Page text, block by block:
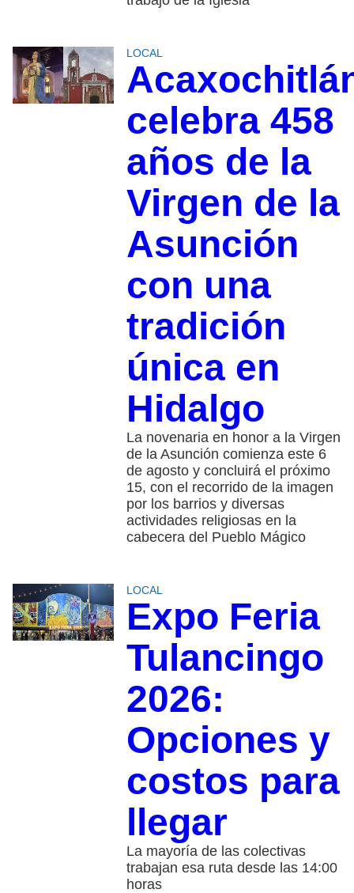
LOCAL
celebra 458
años de la
Virgen de la
Asunción
con una
tradición
única en
Hidalgo
La novenaria en honor a la Virgen
de la Asunción comienza este 6
de agosto y concluirá el próximo
15, con el recorrido de la imagen
por los barrios y diversas
actividades religiosas en la
cabecera del Pueblo Mágico
LOCAL
Expo Feria
Tulancingo
2026:
Opciones y
costos para
llegar
La mayoría de las colectivas
trabajan esa ruta desde las 14:00
horas